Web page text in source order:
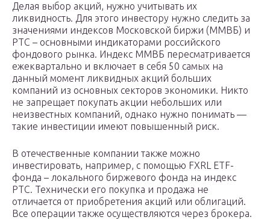
Делая выбор акций, нужно учитывать их
ликвидность. Для этого инвестору нужно следить за
значениями индексов Московской биржи (ММВБ) и
РТС – основными индикаторами российского
фондового рынка. Индекс ММВБ пересматривается
ежеквартально и включает в себя 50 самых на
данный момент ликвидных акций больших
компаний из основных секторов экономики. Никто
не запрещает покупать акции небольших или
неизвестных компаний, однако нужно понимать —
такие инвестиции имеют повышенный риск.
В отечественные компании также можно
инвестировать, например, с помощью FXRL ETF-
фонда – локального биржевого фонда на индекс
РТС. Технически его покупка и продажа не
отличается от приобретения акций или облигаций.
Все операции также осуществляются через брокера.